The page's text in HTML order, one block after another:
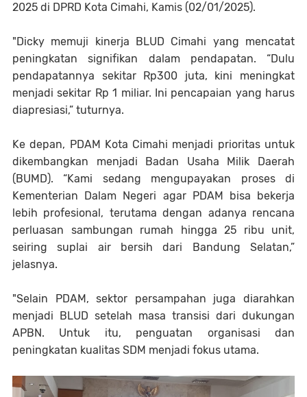
2025 di DPRD Kota Cimahi, Kamis (02/01/2025).
"Dicky memuji kinerja BLUD Cimahi yang mencatat
peningkatan signifikan dalam pendapatan. “Dulu
pendapatannya sekitar Rp300 juta, kini meningkat
menjadi sekitar Rp 1 miliar. Ini pencapaian yang harus
diapresiasi,” tuturnya.
Ke depan, PDAM Kota Cimahi menjadi prioritas untuk
dikembangkan menjadi Badan Usaha Milik Daerah
(BUMD). “Kami sedang mengupayakan proses di
Kementerian Dalam Negeri agar PDAM bisa bekerja
lebih profesional, terutama dengan adanya rencana
perluasan sambungan rumah hingga 25 ribu unit,
seiring suplai air bersih dari Bandung Selatan,”
jelasnya.
"Selain PDAM, sektor persampahan juga diarahkan
menjadi BLUD setelah masa transisi dari dukungan
APBN. Untuk itu, penguatan organisasi dan
peningkatan kualitas SDM menjadi fokus utama.